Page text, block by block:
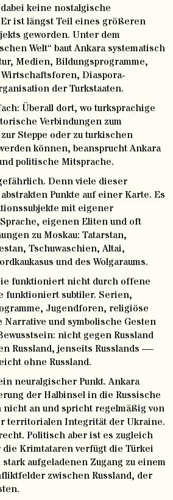
keine nostalgische
ist längst Teil eines größeren
geworden. Unter dem
Welt“ baut Ankara systematisch
Medien, Bildungsprogramme,
Diaspora-
der Turkstaaten.
Überall dort, wo turksprachige
Verbindungen zum
Steppe oder zu turkischen
können, beansprucht Ankara
politische Mitsprache.
Denn viele dieser
Punkte auf einer Karte. Es
mit eigener
eigenen Eliten und oft
zu Moskau: Tatarstan,
Tschuwaschien, Altai,
und des Wolgaraums.
funktioniert nicht durch offene
funktioniert subtiler. Serien,
Jugendforen, religiöse
und symbolische Gesten
nicht gegen Russland
Russland, jenseits Russlands —
ohne Russland.
neuralgischer Punkt. Ankara
der Halbinsel in die Russische
an und spricht regelmäßig von
territorialen Integrität der Ukraine.
Politisch aber ist es zugleich
Krimtataren verfügt die Türkei
aufgeladenen Zugang zu einem
zwischen Russland, der